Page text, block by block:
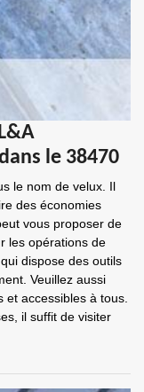
le 38470
le nom de velux. Il
des économies
vous proposer de
les opérations de
dispose des outils
Veuillez aussi
accessibles à tous.
il suffit de visiter